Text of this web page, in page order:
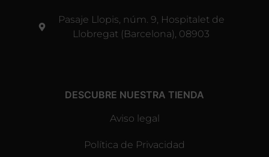
Pasaje Llopis, núm. 9, Hospitalet de
Llobregat (Barcelona), 08903
DESCUBRE NUESTRA TIENDA
Aviso legal
Política de Privacidad